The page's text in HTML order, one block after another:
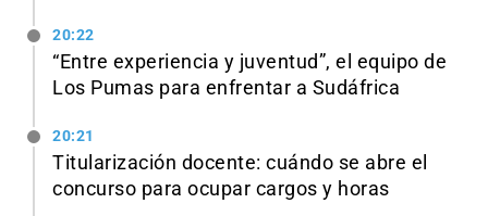
20:22
“Entre experiencia y juventud”, el equipo de
Los Pumas para enfrentar a Sudáfrica
20:21
Titularización docente: cuándo se abre el
concurso para ocupar cargos y horas